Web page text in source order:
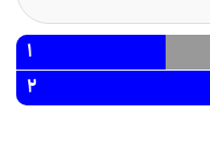
1
2